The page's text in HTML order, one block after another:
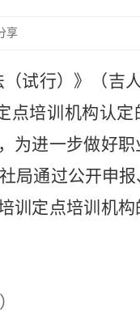
享
试行）》（吉
点培训机构认定
为进一步做好
局通过公开申报
训定点培训机